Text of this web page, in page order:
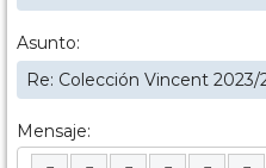
Asunto:
Mensaje: